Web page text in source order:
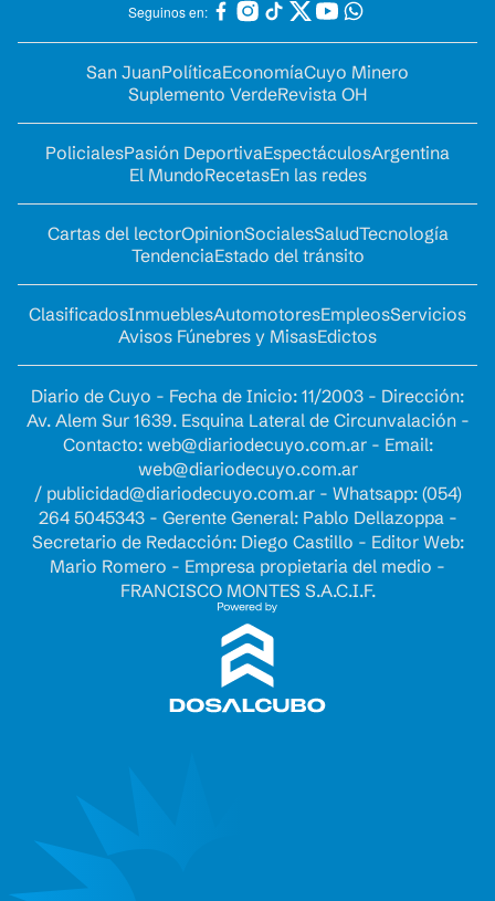
Seguinos en:
San JuanPolíticaEconomíaCuyo Minero
Suplemento VerdeRevista OH
PolicialesPasión DeportivaEspectáculosArgentina
El MundoRecetasEn las redes
Cartas del lectorOpinionSocialesSaludTecnología
TendenciaEstado del tránsito
ClasificadosInmueblesAutomotoresEmpleosServicios
Avisos Fúnebres y MisasEdictos
Diario de Cuyo - Fecha de Inicio: 11/2003 - Dirección:
Av. Alem Sur 1639. Esquina Lateral de Circunvalación -
Contacto: web@diariodecuyo.com.ar- Email:
web@diariodecuyo.com.ar
/ publicidad@diariodecuyo.com.ar- Whatsapp: (054)
264 5045343 - Gerente General: Pablo Dellazoppa -
Secretario de Redacción: Diego Castillo - Editor Web:
Mario Romero - Empresa propietaria del medio -
FRANCISCO MONTES S.A.C.I.F.